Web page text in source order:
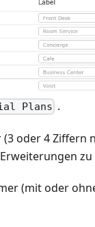
Plans .
oder 4 Ziffern
(mit oder